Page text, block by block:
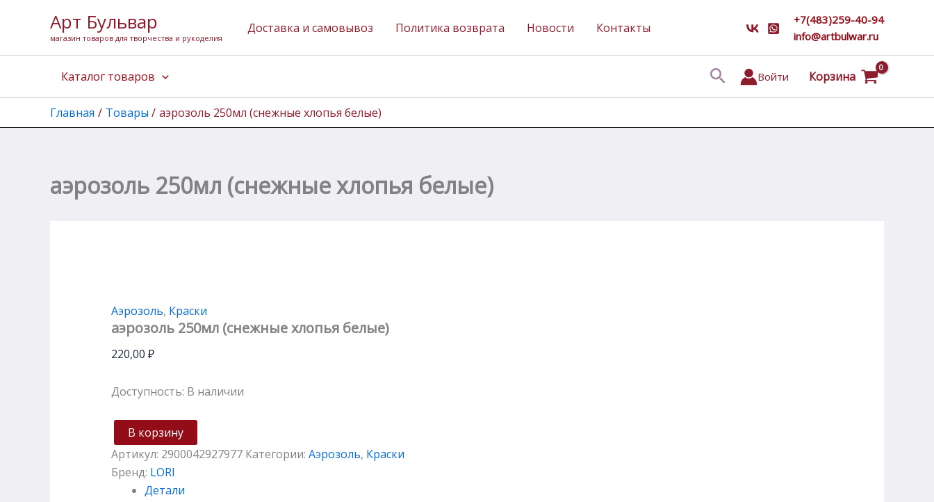
содержимому
Арт Бульвар
магазин товаров для творчества и рукоделия
Доставка и самовывоз Политика возврата Новости Контакты
+7(483)259-40-94
info@artbulwar.ru
Каталог товаров ПоискВойти Корзина
Главная Товары аэрозоль 250мл (снежные хлопья белые)
аэрозоль 250мл (снежные хлопья белые)
Аэрозоль, Краски
аэрозоль 250мл (снежные хлопья белые)
220,00 ₽
Доступность: В наличии
товара
аэрозоль
хлопья
В корзину
Артикул: 2900042927977 Категории: Аэрозоль, Краски
Бренд: LORI
Детали